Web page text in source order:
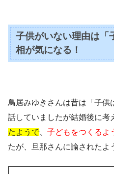
子供がいない理由は「
相が気になる！
鳥居みゆきさんは昔は「子供
話していましたが結婚後に考
たようで
子どもをつくるよ
たが、旦那さんに諭されたよ